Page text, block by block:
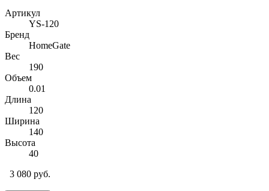
Артикул
YS-120
Бренд
HomeGate
Вес
190
Объем
0.01
Длина
120
Ширина
140
Высота
40
3 080 руб.